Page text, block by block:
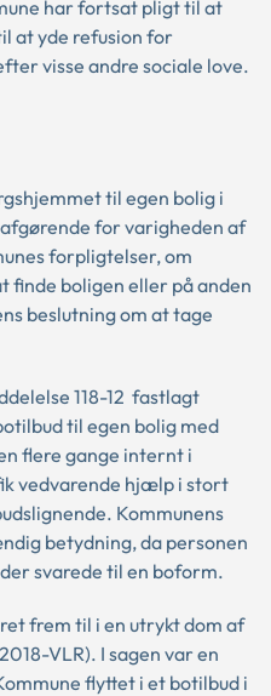
har fortsat pligt til at
at yde refusion for
visse andre sociale love.
til egen bolig i
for varigheden af
forpligtelser, om
finde boligen eller på anden
beslutning om at tage
118-12 fastlagt
til egen bolig med
flere gange internt i
vedvarende hjælp i stort
Kommunens
betydning, da personen
svarede til en boform.
frem til i en utrykt dom af
VLR). I sagen var en
flyttet i et botilbud i